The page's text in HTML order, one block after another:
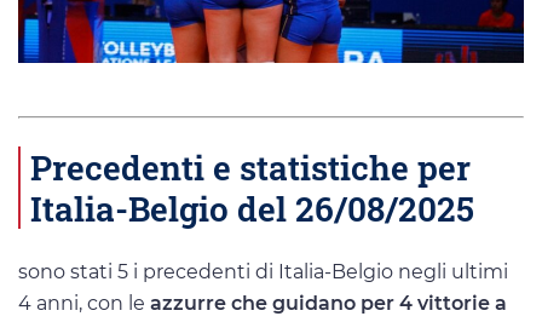
Precedenti e statistiche per
Italia-Belgio del 26/08/2025
sono stati 5 i precedenti di Italia-Belgio negli ultimi
4 anni, con le azzurre che guidano per 4 vittorie a